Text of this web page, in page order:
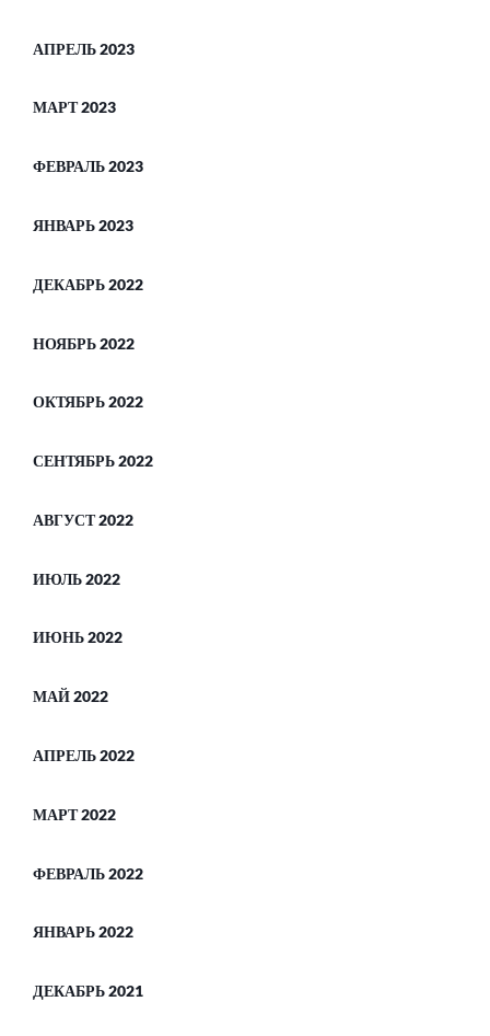
АПРЕЛЬ 2023
МАРТ 2023
ФЕВРАЛЬ 2023
ЯНВАРЬ 2023
ДЕКАБРЬ 2022
НОЯБРЬ 2022
ОКТЯБРЬ 2022
СЕНТЯБРЬ 2022
АВГУСТ 2022
ИЮЛЬ 2022
ИЮНЬ 2022
МАЙ 2022
АПРЕЛЬ 2022
МАРТ 2022
ФЕВРАЛЬ 2022
ЯНВАРЬ 2022
ДЕКАБРЬ 2021